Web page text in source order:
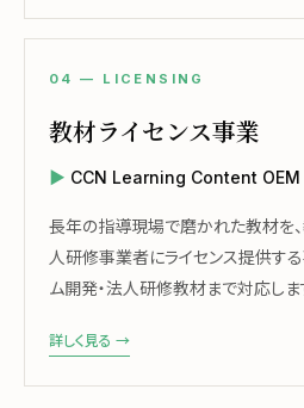
04 — LICENSING
教材ライセンス事業
CCN Learning Content OEM
長年の指導現場で磨かれた教材を
人研修事業者にライセンス提供する
ム開発・法人研修教材まで対応しま
詳しく見る →